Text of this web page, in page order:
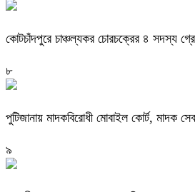
কোটচাঁদপুরে চাঞ্চল্যকর চোরচক্রের ৪ সদস্য
৮
পুটিজানায় মাদকবিরোধী মোবাইল কোর্ট, মাদক
৯